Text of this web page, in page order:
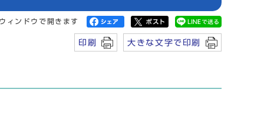
ィンドウで開きます
印刷 大きな文字で印刷